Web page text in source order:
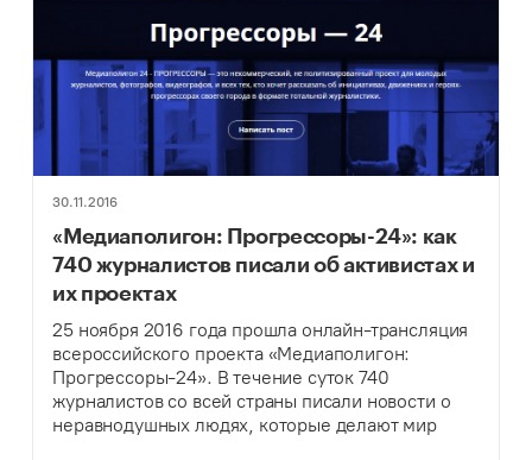
30.11.2016
«Медиаполигон: Прогрессоры-24»: как
740 журналистов писали об активистах и
их проектах
25 ноября 2016 года прошла онлайн-трансляция
всероссийского проекта «Медиаполигон:
Прогрессоры-24». В течение суток 740
журналистов со всей страны писали новости о
неравнодушных людях, которые делают мир